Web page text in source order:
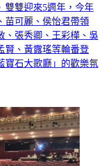
雙雙迎來5週年，今年
苗可麗、侯怡君帶領
、張秀卿、王彩樺、吳
賢、黃露瑤等輪番登
寶石大歌廳」的歡樂氛